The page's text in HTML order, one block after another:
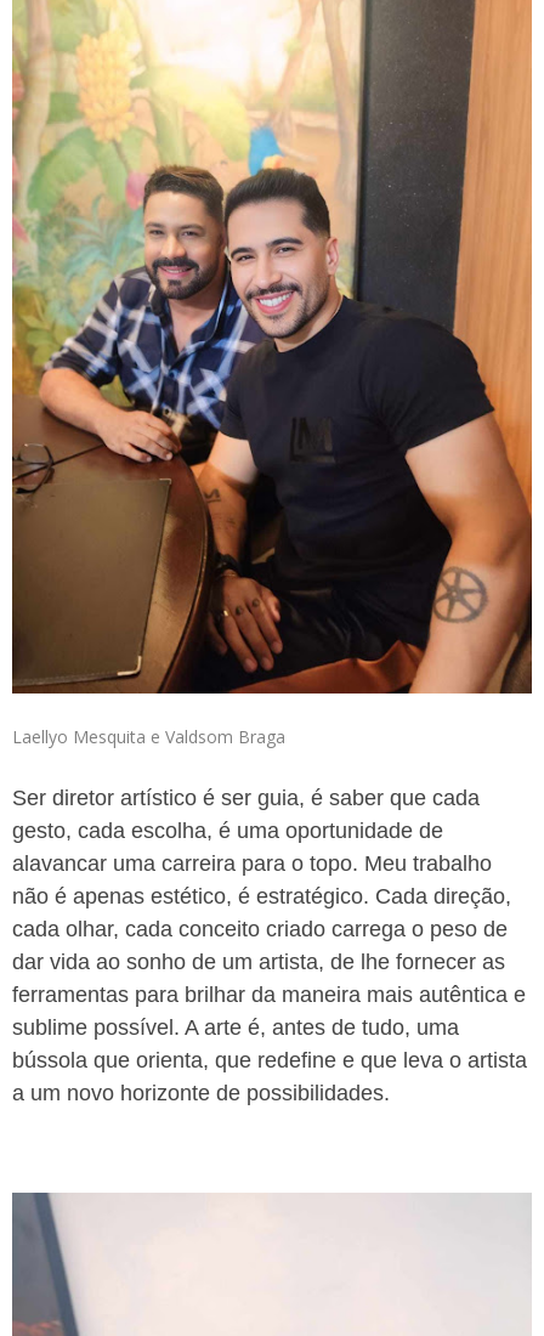
Laellyo Mesquita e Valdsom Braga
Ser diretor artístico é ser guia, é saber que cada
gesto, cada escolha, é uma oportunidade de
alavancar uma carreira para o topo. Meu trabalho
não é apenas estético, é estratégico. Cada direção,
cada olhar, cada conceito criado carrega o peso de
dar vida ao sonho de um artista, de lhe fornecer as
ferramentas para brilhar da maneira mais autêntica e
sublime possível. A arte é, antes de tudo, uma
bússola que orienta, que redefine e que leva o artista
a um novo horizonte de possibilidades.